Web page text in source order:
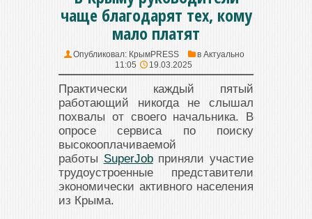
чаще благодарят тех, кому
мало платят
Опубликовал: КрымPRESS в Актуально
11:05
19.03.2025
Практически каждый пятый
работающий никогда не слышал
похвалы от своего начальника. В
опросе сервиса по поиску
высокооплачиваемой
работы SuperJobприняли участие
трудоустроенные представители
экономически активного населения
из Крыма.